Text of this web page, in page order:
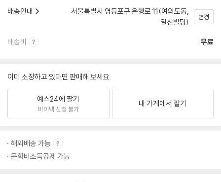
배송안내
서울특별시 영등포구 은행로 11(여의도동,
일신빌딩)
변경
배송비 무료
이미 소장하고 있다면 판매해 보세요.
예스24에 팔기
바이백 신청 불가
내 가게에서 팔기
해외배송 가능
문화비소득공제 가능